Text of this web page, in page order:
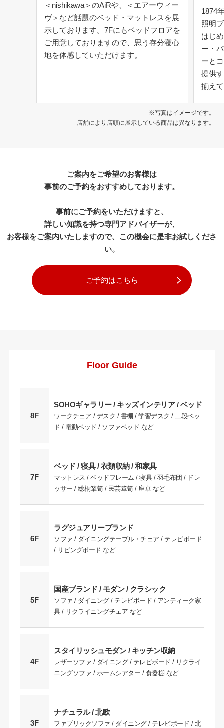
＜nishikawa＞のAiRや、＜エアーウィー
ヴ＞など話題のベッド・マットレスを展
示しております。7Fにもベッドフロアを
ご用意しておりますので、思う存分寝心
地を体感していただけます。
1874
照明
はじ
ー・
ーと
提供
揃え
※写真はイメージです。
店舗により店頭に展示している商品は異なります。
ご案内をご希望のお客様は
事前のご予約をおすすめしております。
事前にご予約をいただけますと、
詳しい知識を持つ専門アドバイザーが、
お客様をご案内いたしますので、この機会に是非お試しくださ
い。
ご予約はこちら
Floor Guide
8F
SOHOギャラリー / キッズインテリア / ベッド
ワークチェア / デスク / 書棚 / 学習デスク / 二段ベッ
ド / 電動ベッド / ソファベッド など
7F
ベッド / 寝具 / 衣類収納 / 和家具
マットレス / ベッドフレーム / 寝具 / 羽毛布団 / ドレ
ッサー / 総桐箪笥 / 民芸箪笥 / 座卓 など
6F
ラグジュアリーブランド
ソファ / ダイニングテーブル・チェア / テレビボード
/ リビングボード など
5F
国産ブランド / モダン / クラシック
ソファ / ダイニング / テレビボード / アンティーク家
具 / リクライニングチェア など
4F
スタイリッシュモダン / キッチン収納
レザーソファ / ダイニング / テレビボード / リクライ
ニングソファ / ホームシアター / 食器棚 など
3F
ナチュラル / 北欧
ファブリックソファ / ダイニング / テレビボード / 北